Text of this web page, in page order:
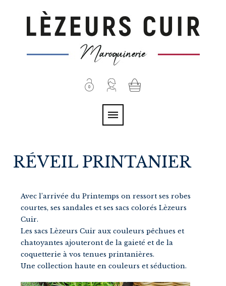
RÉVEIL PRINTANIER
Avec l’arrivée du Printemps on ressort ses robes
courtes, ses sandales et ses sacs colorés Lèzeurs
Cuir.
Les sacs Lèzeurs Cuir aux couleurs pêchues et
chatoyantes ajouteront de la gaieté et de la
coquetterie à vos tenues printanières.
Une collection haute en couleurs et séduction.